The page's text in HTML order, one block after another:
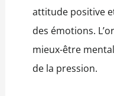
attitude positive
des émotions.
mieux-être
de la pression.